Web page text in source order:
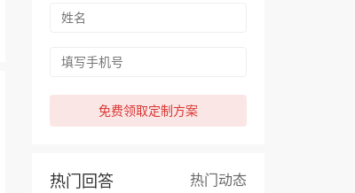
免费领取定制方案
热门回答 热门动态